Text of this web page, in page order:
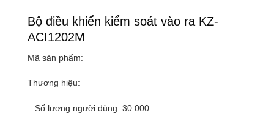
Bộ điều khiển kiểm soát vào ra KZ-
ACI1202M
Mã sản phẩm:
Thương hiệu:
– Số lượng người dùng: 30.000